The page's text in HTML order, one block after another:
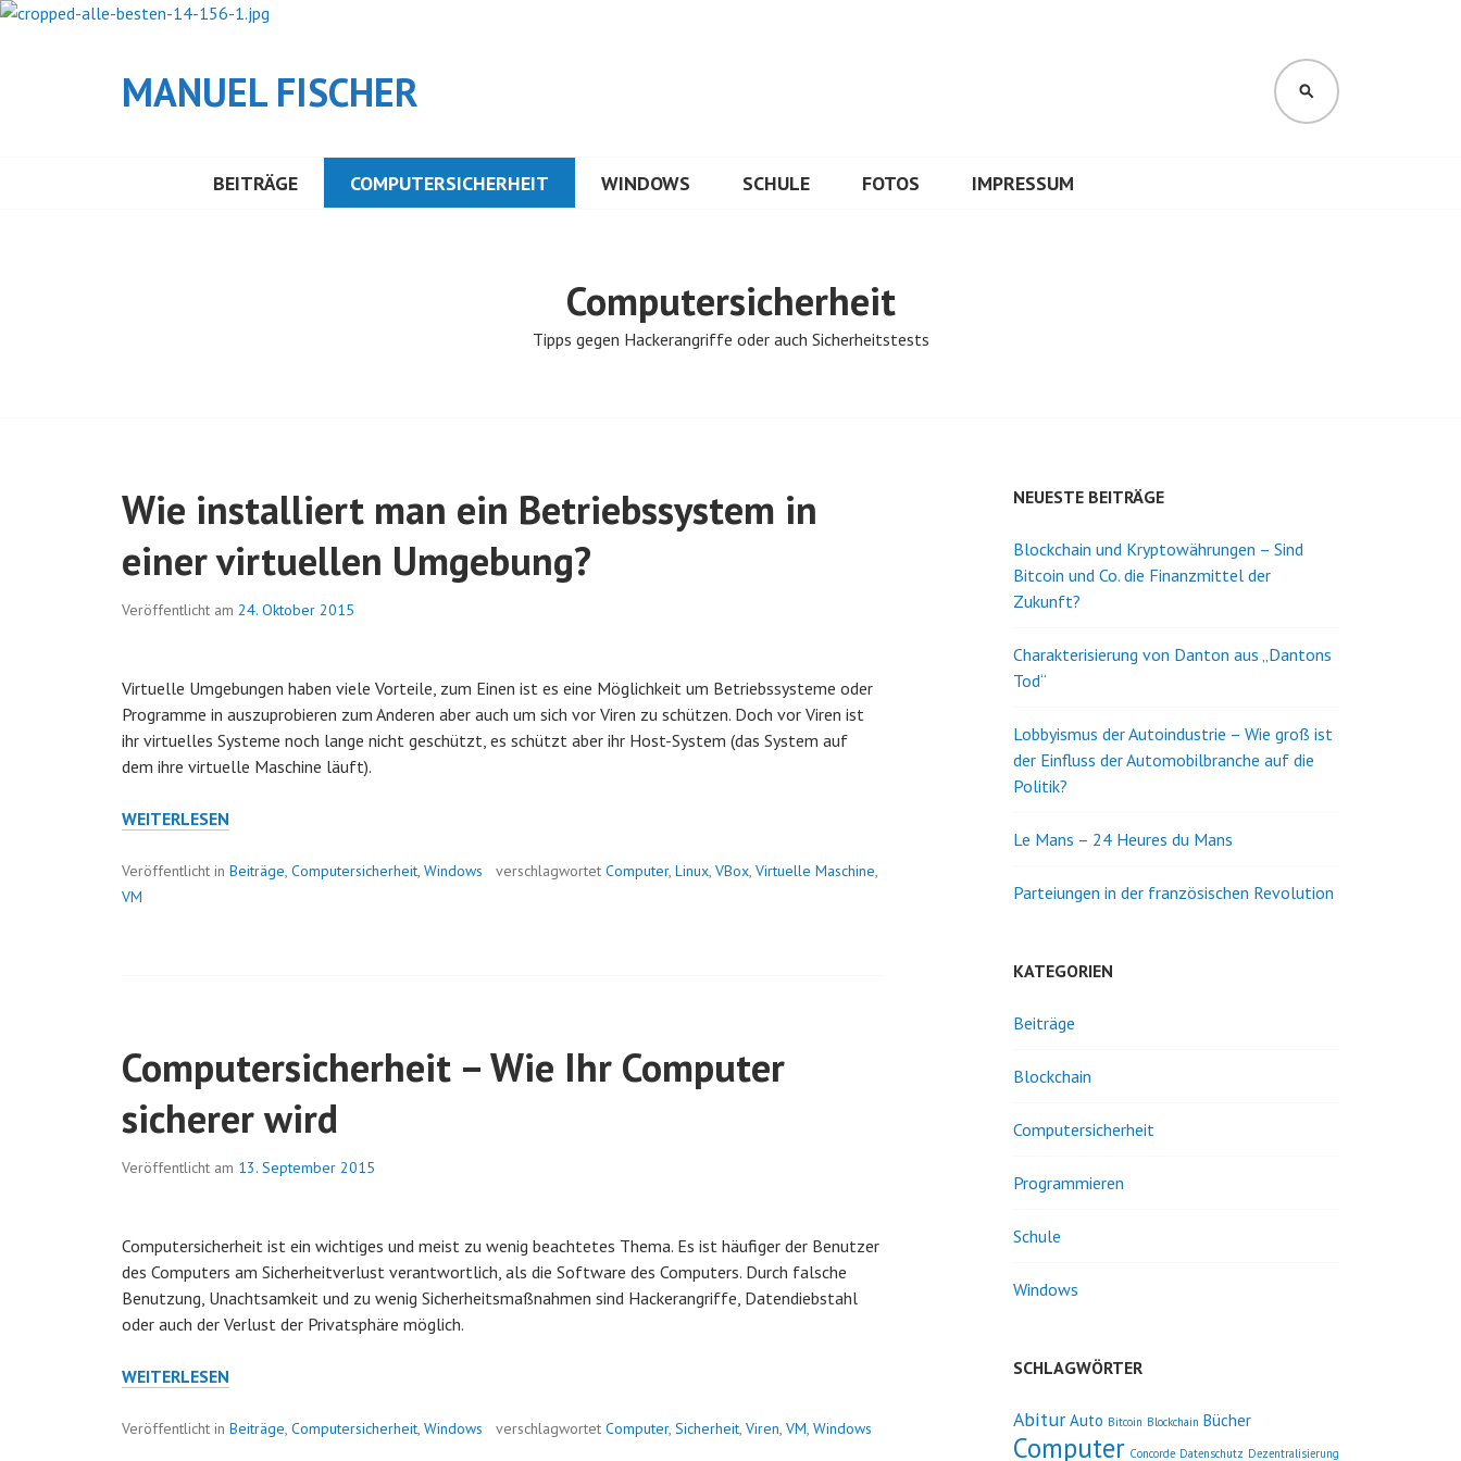
Springe
MANUEL FISCHER SUCHEN
BEITRÄGE COMPUTERSICHERHEIT WINDOWS SCHULE FOTOS IMPRESSUM
Computersicherheit
Tipps gegen Hackerangriffe oder auch Sicherheitstests
Wie installiert man ein Betriebssystem in
einer virtuellen Umgebung?
Veröffentlicht am 24. Oktober 2015
Virtuelle Umgebungen haben viele Vorteile, zum Einen ist es eine Möglichkeit um Betriebssysteme oder
Programme in auszuprobieren zum Anderen aber auch um sich vor Viren zu schützen. Doch vor Viren ist
ihr virtuelles Systeme noch lange nicht geschützt, es schützt aber ihr Host-System (das System auf
dem ihre virtuelle Maschine läuft).
WIE
MAN
EIN
WEITERLESEN
Veröffentlicht in Beiträge, Computersicherheit, Windows verschlagwortet Computer, Linux, VBox, Virtuelle Maschine,
VM
Computersicherheit – Wie Ihr Computer
sicherer wird
Veröffentlicht am 13. September 2015
Computersicherheit ist ein wichtiges und meist zu wenig beachtetes Thema. Es ist häufiger der Benutzer
des Computers am Sicherheitverlust verantwortlich, als die Software des Computers. Durch falsche
Benutzung, Unachtsamkeit und zu wenig Sicherheitsmaßnahmen sind Hackerangriffe, Datendiebstahl
oder auch der Verlust der Privatsphäre möglich.
COMPUTERSICHERHEIT
WIE
WEITERLESEN
Veröffentlicht in Beiträge, Computersicherheit, Windows verschlagwortet Computer, Sicherheit, Viren, VM, Windows
NEUESTE BEITRÄGE
Blockchain und Kryptowährungen – Sind
Bitcoin und Co. die Finanzmittel der
Zukunft?
Charakterisierung von Danton aus „Dantons
Tod“
Lobbyismus der Autoindustrie – Wie groß ist
der Einfluss der Automobilbranche auf die
Politik?
Le Mans – 24 Heures du Mans
Parteiungen in der französischen Revolution
KATEGORIEN
Beiträge
Blockchain
Computersicherheit
Programmieren
Schule
Windows
SCHLAGWÖRTER
Abitur Auto Bitcoin Blockchain Bücher
Computer Concorde Datenschutz Dezentralisierung